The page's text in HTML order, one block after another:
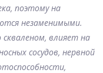
поэтому на
незаменимыми.
влияет на
сосудов, нервной